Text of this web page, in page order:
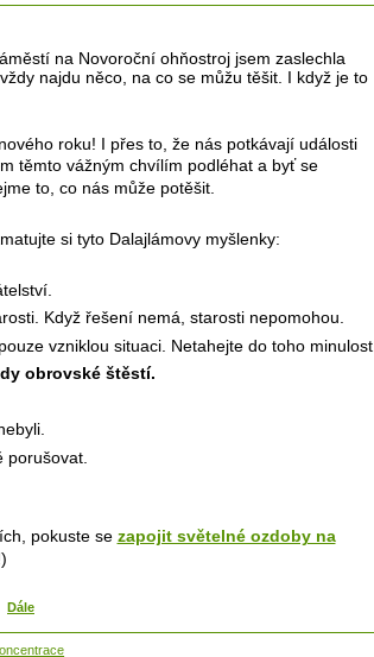
na Novoroční ohňostroj jsem zaslechla
najdu něco, na co se můžu těšit. I když je to
roku! I přes to, že nás potkávají události
těmto vážným chvílím podléhat a byť se
to, co nás může potěšit.
si tyto Dalajlámovy myšlenky:
Když řešení nemá, starosti nepomohou.
vzniklou situaci. Netahejte do toho minulost.
obrovské štěstí.
porušovat.
pokuste se zapojit světelné ozdoby na
Dále